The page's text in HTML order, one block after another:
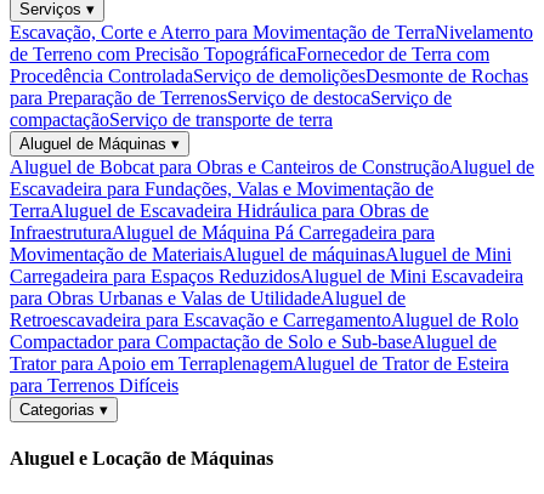
Serviços ▾
Escavação, Corte e Aterro para Movimentação de TerraNivelamento
de Terreno com Precisão TopográficaFornecedor de Terra com
Procedência ControladaServiço de demoliçõesDesmonte de Rochas
para Preparação de TerrenosServiço de destocaServiço de
compactaçãoServiço de transporte de terra
Aluguel de Máquinas ▾
Aluguel de Bobcat para Obras e Canteiros de ConstruçãoAluguel de
Escavadeira para Fundações, Valas e Movimentação de
TerraAluguel de Escavadeira Hidráulica para Obras de
InfraestruturaAluguel de Máquina Pá Carregadeira para
Movimentação de MateriaisAluguel de máquinasAluguel de Mini
Carregadeira para Espaços ReduzidosAluguel de Mini Escavadeira
para Obras Urbanas e Valas de UtilidadeAluguel de
Retroescavadeira para Escavação e CarregamentoAluguel de Rolo
Compactador para Compactação de Solo e Sub-baseAluguel de
Trator para Apoio em TerraplenagemAluguel de Trator de Esteira
para Terrenos Difíceis
Categorias ▾
Aluguel e Locação de Máquinas